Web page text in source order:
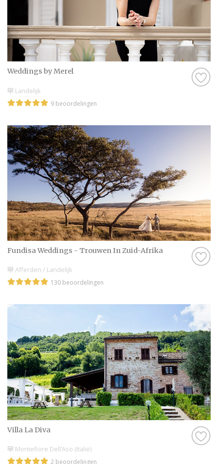
Weddings by Merel
Landelijk
9 beoordelingen
Fundisa Weddings - Trouwen In Zuid-Afrika
Afferden / Landelijk
130 beoordelingen
Villa La Diva
Montefiore Dell’Aso (Italië)
2 beoordelingen